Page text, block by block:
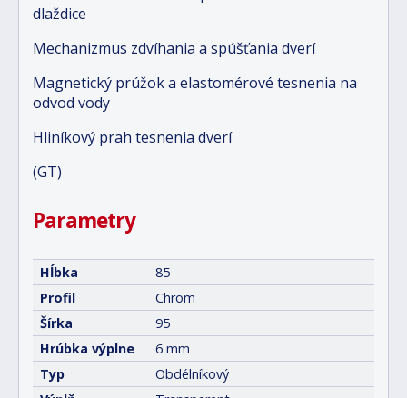
dlaždice
Mechanizmus zdvíhania a spúšťania dverí
Magnetický prúžok a elastomérové tesnenia na
odvod vody
Hliníkový prah tesnenia dverí
(GT)
Parametry
Hĺbka
85
Profil
Chrom
Šírka
95
Hrúbka výplne
6 mm
Typ
Obdélníkový